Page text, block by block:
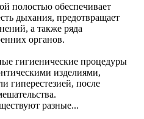
полостью обеспечивает
дыхания, предотвращает
а также ряда
органов.
гигиенические процедуры
изделиями,
гиперестезией, после
разные...